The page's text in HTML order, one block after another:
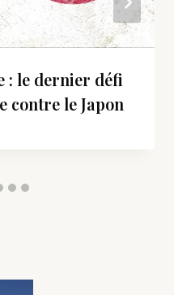
: le dernier défi
contre le Japon